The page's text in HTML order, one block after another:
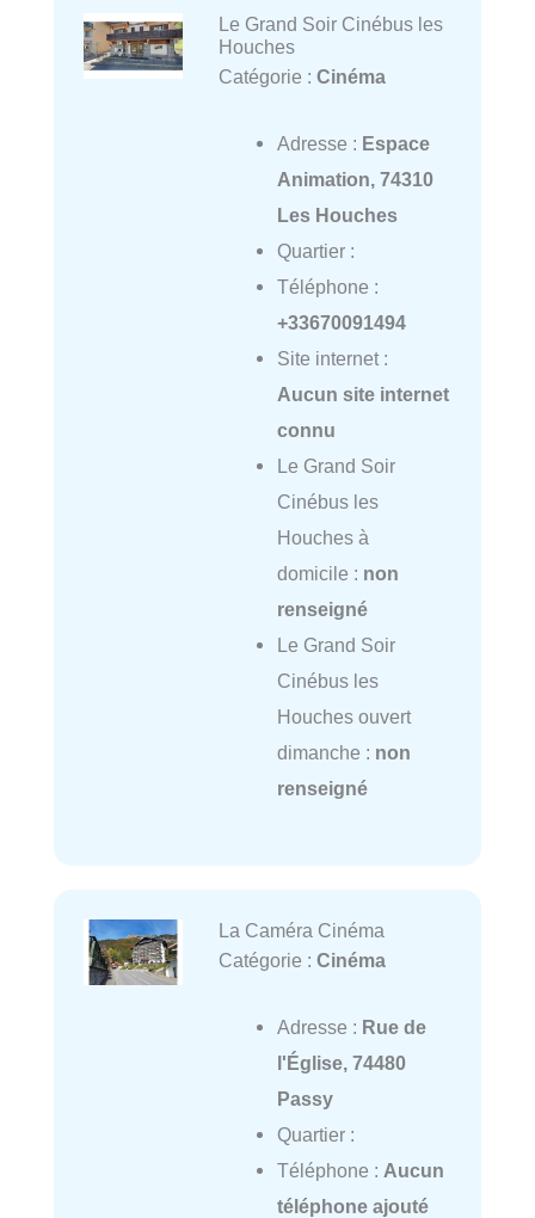
Le Grand Soir Cinébus les
Houches
Catégorie : Cinéma
Adresse : Espace
Animation, 74310
Les Houches
Quartier :
Téléphone :
+33670091494
Site internet :
Aucun site internet
connu
Le Grand Soir
Cinébus les
Houches à
domicile : non
renseigné
Le Grand Soir
Cinébus les
Houches ouvert
dimanche : non
renseigné
La Caméra Cinéma
Catégorie : Cinéma
Adresse : Rue de
l'Église, 74480
Passy
Quartier :
Téléphone : Aucun
téléphone ajouté